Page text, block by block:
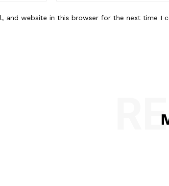
and website in this browser for the next time I